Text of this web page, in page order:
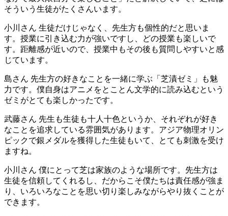
そういう生徒がたくさんいます。
小川さん 生徒だけじゃなく、先生方も個性的だと思いま
す。授業に引き込む力が強いですし、どの授業も楽しいで
す。距離感が近いので、授業中もその後も質問しやすいと感
じています。
島さん 先生方の好きなことを一緒に学ぶ「芝漬ゼミ」も魅
力です。僕自身はアニメをとことん文学的に読み込むという
ゼミがとても楽しかったです。
武藤さん 先生も生徒も十人十色というか、それぞれが好き
なことを追求している雰囲気があります。アジア物理オリン
ピックで銀メダルを獲得した生徒もいて、とても刺激を受け
ますね。
小川さん 僕にとって芝は家族のような場所です。先生方は
生徒を信頼してくれるし、だからこそ僕たちは責任感が強ま
り、いろいろなことを思い切り楽しみながらやり抜くことが
できます。